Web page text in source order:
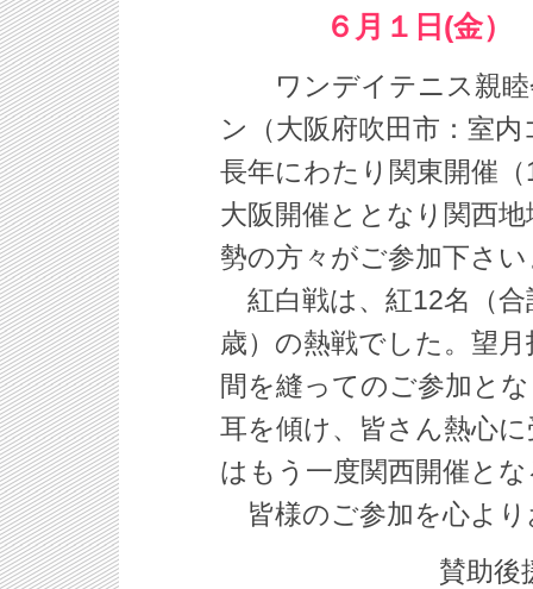
６月１日(金
ワンデイテニス親睦
ン（大阪府吹田市：室
長年にわたり関東開催
大阪開催ととなり関西
勢の方々がご参加下さ
紅白戦は、紅12名（合
歳）の熱戦でした。望
間を縫ってのご参加と
耳を傾け、皆さん熱心
はもう一度関西開催と
皆様のご参加を心よ
賛助